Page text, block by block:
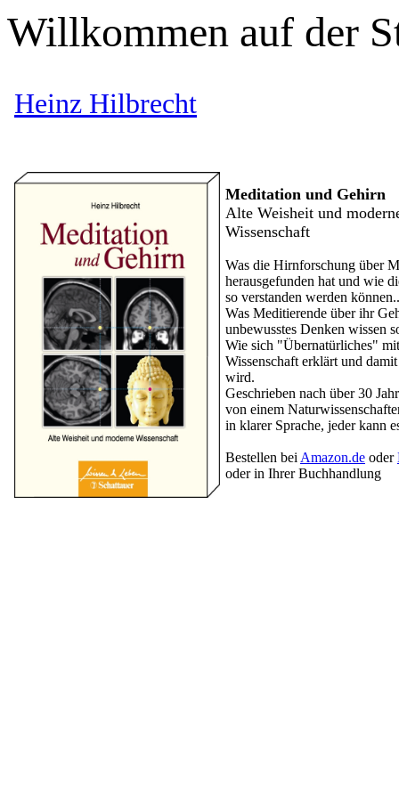
Willkommen auf der
Heinz Hilbrecht
Meditation und Gehirn
Alte Weisheit und
Wissenschaft
Was die Hirnforschung über
herausgefunden hat und wie
so verstanden werden können..
Was Meditierende über ihr
unbewusstes Denken wissen
Wie sich "Übernatürliches"
Wissenschaft erklärt und
wird.
Geschrieben nach über 30
von einem
in klarer Sprache, jeder kann
Bestellen bei Amazon.de oder
oder in Ihrer Buchhandlung